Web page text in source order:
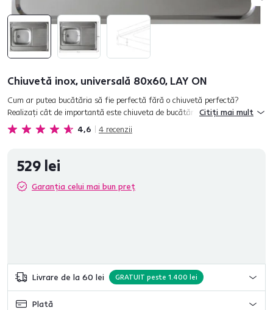
Chiuvetă inox, universală 80x60, LAY ON
4,6 4 recenzii
Cum ar putea bucătăria să fie perfectă fără o chiuvetă perfectă?
Realizaţi cât de importantă este chiuveta de bucătărie pentru aspectul
general şi funcţionalitatea bucătăriei. Chiuveta de bucătărie es...
Citiți mai mult
529 lei
Garanția celui mai bun preț
Livrare de la 60 lei GRATUIT peste 1.400 lei
Plată